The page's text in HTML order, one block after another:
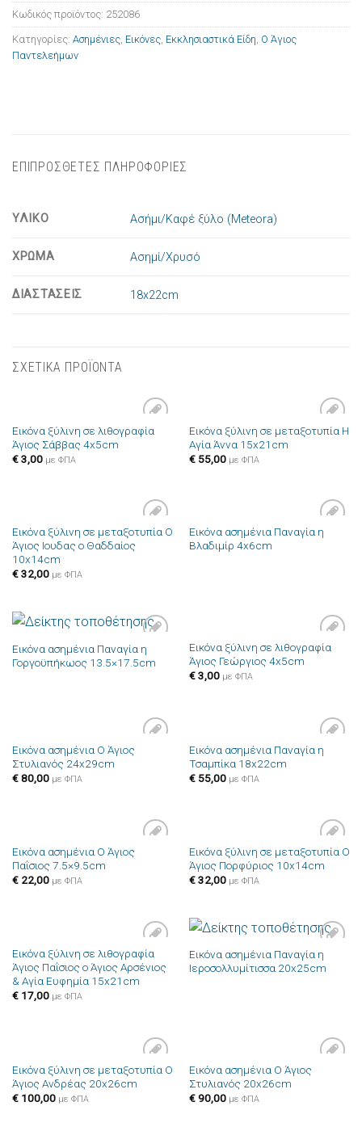
Κωδικός προϊόντος: 252086
Κατηγορίες: Ασημένιες Εικόνες Εκκλησιαστικά Είδη Ο Άγιος
Παντελεήμων
ΕΠΙΠΡΟΣΘΕΤΕΣ ΠΛΗΡΟΦΟΡΙΕΣ
ΥΛΙΚΟ Ασήμι/Καφέ ξύλο (Meteora)
ΧΡΩΜΑ Ασημί/Χρυσό
ΔΙΑΣΤΑΣΕΙΣ 18x22cm
ΣΧΕΤΙΚΑ ΠΡΟΪΟΝΤΑ
Πρόσθήκη
Εικόνα ξύλινη σε λιθογραφία
Άγιος Σάββας 4x5cm
€3,00 με ΦΠΑ
Πρόσθήκη
Εικόνα ξύλινη σε μεταξοτυπία Η
Αγία Άννα 15x21cm
€55,00 με ΦΠΑ
Πρόσθήκη
στην λίστα
Εικόνα ξύλινη σε μεταξοτυπία Ο
Άγιος Ιουδας ο Θαδδαίος
10x14cm
€32,00 με ΦΠΑ
Πρόσθήκη
Εικόνα ασημένια Παναγία η
Βλαδιμίρ 4x6cm
Πρόσθήκη
στην λίστα
Εικόνα ασημένια Παναγία η
Γοργοϋπήκωος 13.5×17.5cm
Πρόσθήκη
στην λίστα
Εικόνα ξύλινη σε λιθογραφία
Άγιος Γεώργιος 4x5cm
€3,00 με ΦΠΑ
Πρόσθήκη
Εικόνα ασημένια Ο Άγιος
Στυλιανός 24x29cm
€80,00 με ΦΠΑ
Πρόσθήκη
Εικόνα ασημένια Παναγία η
Τσαμπίκα 18x22cm
€55,00 με ΦΠΑ
Πρόσθήκη
Εικόνα ασημένια Ο Άγιος
Παΐσιος 7.5×9.5cm
€22,00 με ΦΠΑ
Πρόσθήκη
στην λίστα
Εικόνα ξύλινη σε μεταξοτυπία Ο
Άγιος Πορφύριος 10x14cm
€32,00 με ΦΠΑ
Πρόσθήκη
στην λίστα
επιθυμιών
Εικόνα ξύλινη σε λιθογραφία
Άγιος Παΐσιος ο Άγιος Αρσένιος
& Αγία Ευφημία 15x21cm
€17,00 με ΦΠΑ
Πρόσθήκη
στην λίστα
Εικόνα ασημένια Παναγία η
Ιεροσολλυμίτισσα 20x25cm
Πρόσθήκη
στην λίστα
Εικόνα ξύλινη σε μεταξοτυπία Ο
Άγιος Ανδρέας 20x26cm
€100,00 με ΦΠΑ
Πρόσθήκη
Εικόνα ασημένια Ο Άγιος
Στυλιανός 20x26cm
€90,00 με ΦΠΑ